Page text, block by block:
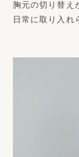
胸元の切り替え
日常に取り入れ